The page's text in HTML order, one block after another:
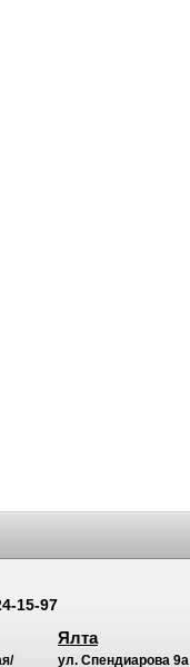
15-97
Ялта
ул. Спендиарова 9а